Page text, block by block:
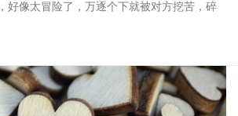
好像太冒险了，万逐个下就被对方挖苦，碎